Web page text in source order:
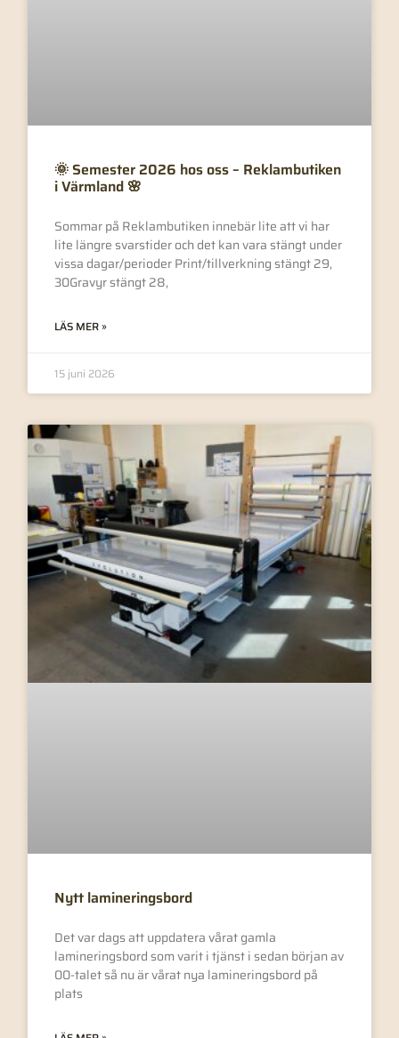
🌞 Semester 2026 hos oss – Reklambutiken
i Värmland 🌸
Sommar på Reklambutiken innebär lite att vi har
lite längre svarstider och det kan vara stängt under
vissa dagar/perioder Print/tillverkning stängt 29,
30Gravyr stängt 28,
LÄS MER »
15 juni 2026
Nytt lamineringsbord
Det var dags att uppdatera vårat gamla
lamineringsbord som varit i tjänst i sedan början av
00-talet så nu är vårat nya lamineringsbord på
plats